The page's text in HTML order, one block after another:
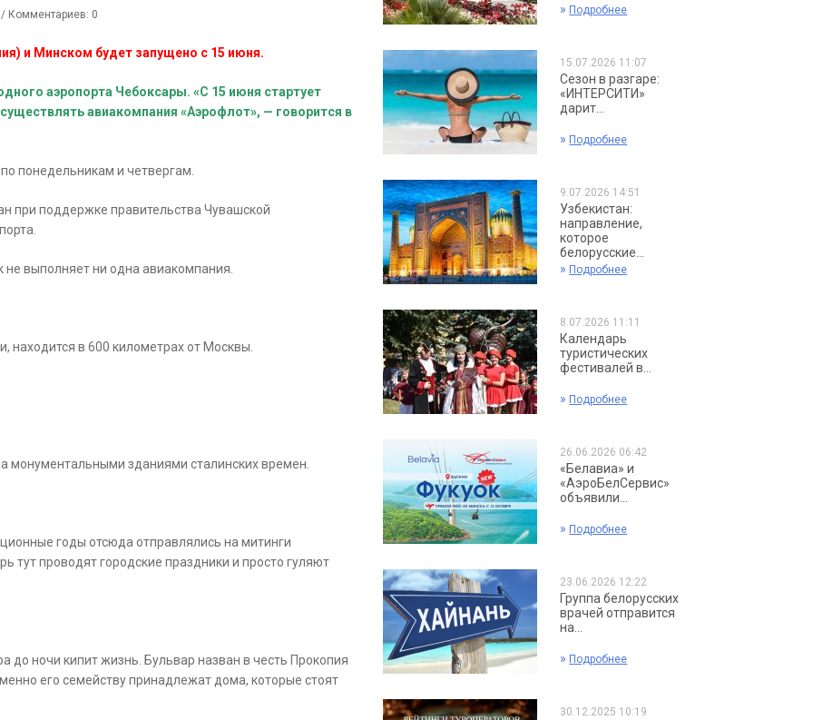
/ Комментариев: 0
и Минском будет запущено с 15 июня.
аэропорта Чебоксары. «С 15 июня стартует
авиакомпания «Аэрофлот», — говорится в
понедельникам и четвергам.
при поддержке правительства Чувашской
выполняет ни одна авиакомпания.
находится в 600 километрах от Москвы.
монументальными зданиями сталинских времен.
годы отсюда отправлялись на митинги
тут проводят городские праздники и просто гуляют
до ночи кипит жизнь. Бульвар назван в честь Прокопия
его семейству принадлежат дома, которые стоят
» Подробнее
15.07.2026 11:07
Сезон в разгаре:
«ИНТЕРСИТИ»
дарит...
» Подробнее
9.07.2026 14:51
Узбекистан:
направление,
которое
белорусские...
» Подробнее
8.07.2026 11:11
Календарь
туристических
фестивалей в...
» Подробнее
26.06.2026 06:42
«Белавиа» и
«АэроБелСервис»
объявили...
» Подробнее
23.06.2026 12:22
Группа белорусских
врачей отправится
на...
» Подробнее
30.12.2025 10:19